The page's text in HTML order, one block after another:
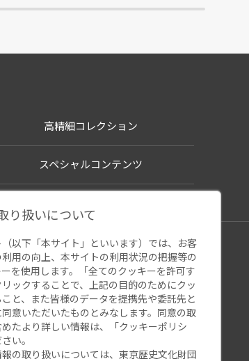
高精細コレクション
スペシャルコンテンツ
アクセシビリティ 関連サイト
り扱いについて
以下「本サイト」といいます）では、お客
用の向上、本サイトの利用状況の把握等の
を使用します。「全てのクッキーを許可す
ックすることで、上記の目的のためにクッ
と、また皆様のデータを提携先や委託先と
意いただいたものとみなします。同意の取
たより詳しい情報は、「 クッキーポリシ
い。
の取り扱いについては、 東京歴史文化財団